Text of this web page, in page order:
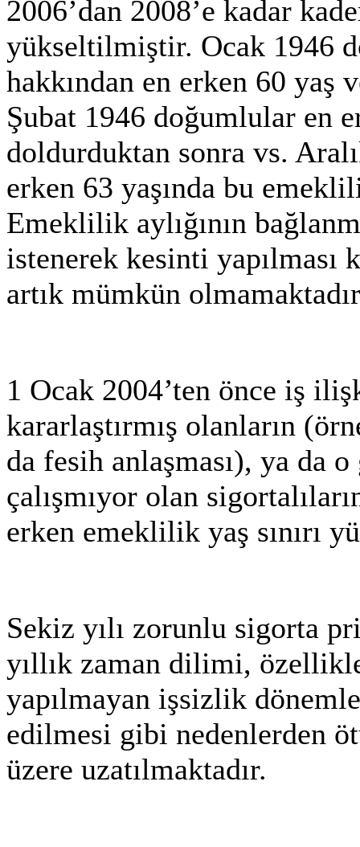
2006’dan 2008’e kadar
yükseltilmiştir. Ocak 1946
hakkından en erken 60 yaş
Şubat 1946 doğumlular en
doldurduktan sonra vs.
erken 63 yaşında bu
Emeklilik aylığının
istenerek kesinti
artık mümkün
1 Ocak 2004’ten önce iş
kararlaştırmış olanların
da fesih anlaşması), ya da
çalışmıyor olan
erken emeklilik yaş sınırı
Sekiz yılı zorunlu sigorta
yıllık zaman dilimi,
yapılmayan işsizlik
edilmesi gibi nedenlerden
üzere uzatılmaktadır.